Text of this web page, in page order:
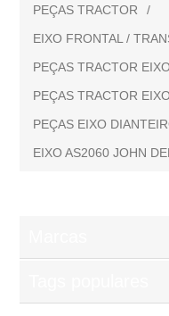
PEÇAS TRACTOR
/
EIXO FRONTAL /
PEÇAS TRACTOR
PEÇAS TRACTOR
PEÇAS EIXO
EIXO AS2060 JOHN